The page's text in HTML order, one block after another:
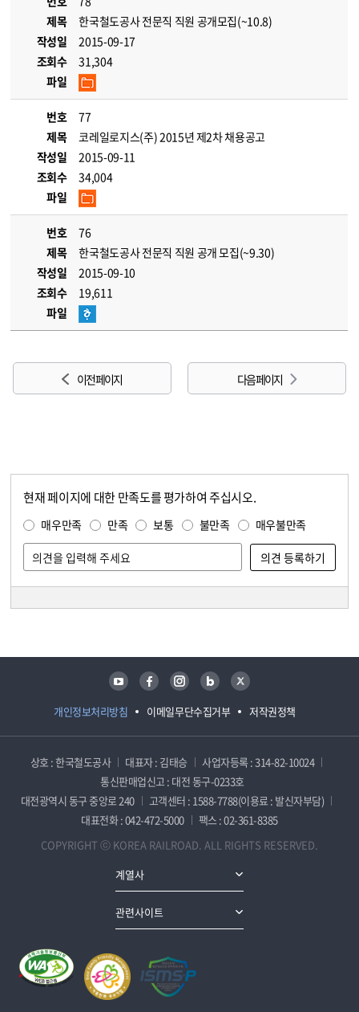
제목
한국철도공사 전문직 직원 공개모집(~10.8)
작성일
2015-09-17
조회수
31,304
파일
번호
77
제목
코레일로지스(주) 2015년 제2차 채용공고
작성일
2015-09-11
조회수
34,004
파일
번호
76
제목
한국철도공사 전문직 직원 공개 모집(~9.30)
작성일
2015-09-10
조회수
19,611
파일
이전 페이지 다음 페이지
현재 페이지에 대한 만족도를 평가하여 주십시오.
매우만족 만족 보통 불만족 매우불만족
개인정보처리방침 이메일무단수집거부 저작권정책
유튜브 페이스북 인스타그램 블로그 트위터
상호 : 한국철도공사 대표자 : 김태승
사업자등록 : 314-82-10024
통신판매업신고 : 대전 동구-0233호
대전광역시 동구 중앙로 240
고객센터 : 1588-7788(이용료 : 발신자부담)
대표전화 : 042-472-5000
팩스 : 02-361-8385
COPYRIGHT ⓒ KOREA RAILROAD. ALL RIGHTS RESERVED.
계열사
관련사이트